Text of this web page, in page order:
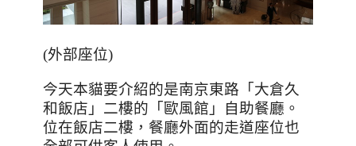
(外部座位)
今天本貓要介紹的是南京東路「大倉久
和飯店」二樓的「歐風館」自助餐廳。
位在飯店二樓，餐廳外面的走道座位也